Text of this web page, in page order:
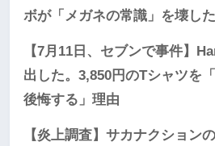
ボが「メガネの常識」を壊し
【7月11日、セブンで事件】
出した。3,850円のTシャツを
後悔する」理由
【炎上調査】サカナクション